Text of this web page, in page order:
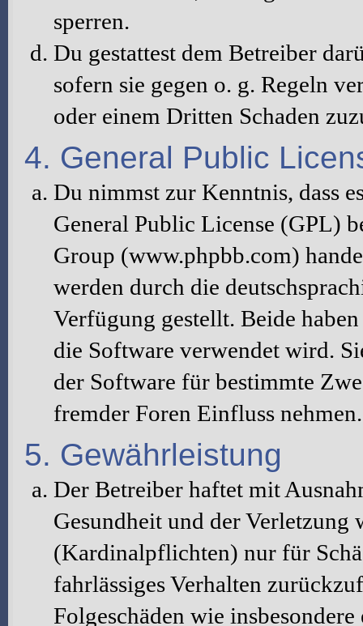
sperren.
Du gestattest dem Betreiber
sofern sie gegen o. g. Regeln
oder einem Dritten Schaden
4. General Public
Du nimmst zur Kenntnis, dass
General Public License (GPL)
Group (www.phpbb.com)
werden durch die
Verfügung gestellt. Beide
die Software verwendet wird.
der Software für bestimmte
fremder Foren Einfluss nehmen.
5. Gewährleistung
Der Betreiber haftet mit
Gesundheit und der
(Kardinalpflichten) nur für
fahrlässiges Verhalten
Folgeschäden wie